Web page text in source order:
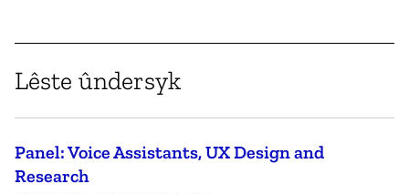
Lêste ûndersyk
Panel: Voice Assistants, UX Design and
Research